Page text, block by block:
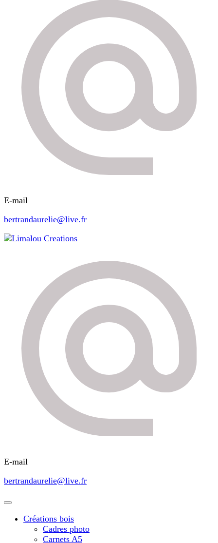
E-mail
bertrandaurelie@live.fr
Limalou Creations
E-mail
bertrandaurelie@live.fr
Créations bois
Cadres photo
Carnets A5